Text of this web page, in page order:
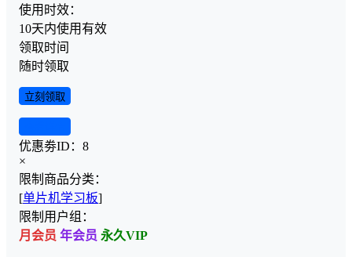
使用时效：
10天内使用有效
领取时间
随时领取
立刻领取
优惠劵ID： 8
×
限制商品分类：
[单片机学习板]
限制用户组：
月会员 年会员 永久VIP